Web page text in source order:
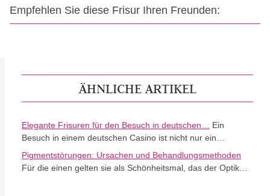
Empfehlen Sie diese Frisur Ihren Freunden:
ÄHNLICHE ARTIKEL
Elegante Frisuren für den Besuch in deutschen…
Ein
Besuch in einem deutschen Casino ist nicht nur ein…
Pigmentstörungen: Ursachen und Behandlungsmethoden
Für die einen gelten sie als Schönheitsmal, das der Optik…